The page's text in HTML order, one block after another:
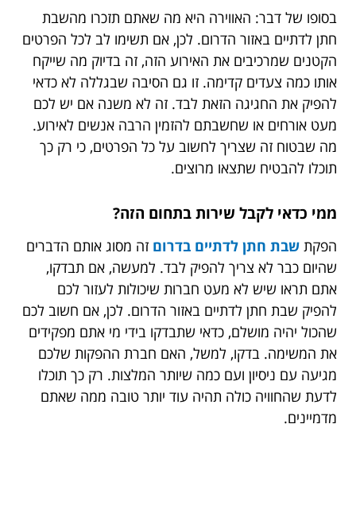
בסופו של דבר: האווירה היא מה שאתם תזכרו מהשבת
חתן לדתיים באזור הדרום. לכן, אם תשימו לב לכל הפרטים
הקטנים שמרכיבים את האירוע הזה, זה בדיוק מה שייקח
אותו כמה צעדים קדימה. זו גם הסיבה שבגללה לא כדאי
להפיק את החגיגה הזאת לבד. זה לא משנה אם יש לכם
מעט אורחים או שחשבתם להזמין הרבה אנשים לאירוע.
מה שבטוח זה שצריך לחשוב על כל הפרטים, כי רק כך
תוכלו להבטיח שתצאו מרוצים.
ממי כדאי לקבל שירות בתחום הזה?
הפקת שבת חתן לדתיים בדרום זה מסוג אותם הדברים
שהיום כבר לא צריך להפיק לבד. למעשה, אם תבדקו,
אתם תראו שיש לא מעט חברות שיכולות לעזור לכם
להפיק שבת חתן לדתיים באזור הדרום. לכן, אם חשוב לכם
שהכול יהיה מושלם, כדאי שתבדקו בידי מי אתם מפקידים
את המשימה. בדקו, למשל, האם חברת ההפקות שלכם
מגיעה עם ניסיון ועם כמה שיותר המלצות. רק כך תוכלו
לדעת שהחוויה כולה תהיה עוד יותר טובה ממה שאתם
מדמיינים.